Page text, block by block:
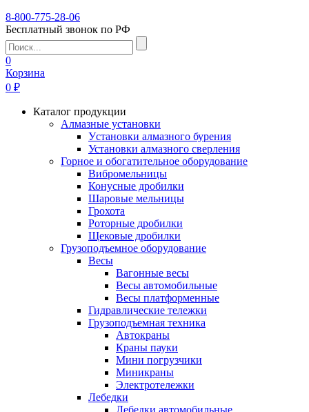
8-800-775-28-06
Бесплатный звонок по РФ
0
Корзина
0 ₽
Каталог продукции
Алмазные установки
Уcтановки алмазного бурения
Установки алмазного сверления
Горное и обогатительное оборудование
Вибромельницы
Конусные дробилки
Шаровые мельницы
Грохота
Роторные дробилки
Щековые дробилки
Грузоподъемное оборудование
Весы
Вагонные весы
Весы автомобильные
Весы платформенные
Гидравлические тележки
Грузоподъемная техника
Автокраны
Краны пауки
Мини погрузчики
Миникраны
Электротележки
Лебедки
Лебедки автомобильные